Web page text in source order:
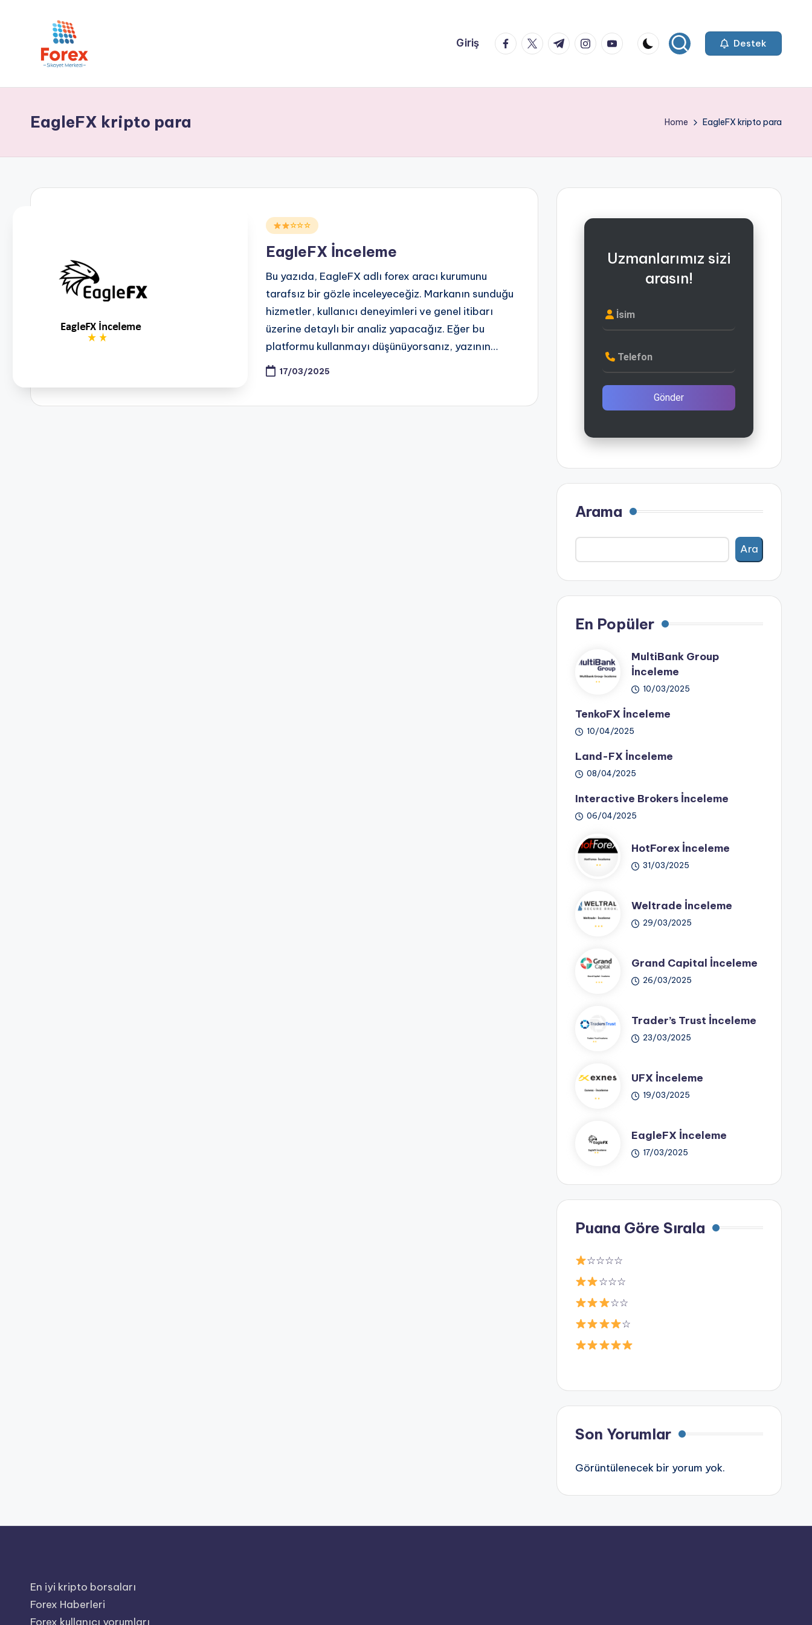
Giriş facebook.com
twitter.com
t.me instagram.com
youtube.com Destek
EagleFX kripto para Home EagleFX kripto para
Posted☆☆☆
EagleFX İnceleme
Bu yazıda, EagleFX adlı forex aracı kurumunu
tarafsız bir gözle inceleyeceğiz. Markanın sunduğu
hizmetler, kullanıcı deneyimleri ve genel itibarı
üzerine detaylı bir analiz yapacağız. Eğer bu
platformu kullanmayı düşünüyorsanız, yazının…
17/03/2025
Uzmanlarımız sizi
arasın!
İsim
Telefon
Gönder
Arama
Ara
En Popüler
MultiBank Group
İnceleme
10/03/2025
TenkoFX İnceleme
10/04/2025
Land-FX İnceleme
08/04/2025
Interactive Brokers İnceleme
06/04/2025
HotForex İnceleme
31/03/2025
Weltrade İnceleme
29/03/2025
Grand Capital İnceleme
26/03/2025
Trader’s Trust İnceleme
23/03/2025
UFX İnceleme
19/03/2025
EagleFX İnceleme
17/03/2025
Puana Göre Sırala
☆☆☆☆
☆☆☆
☆☆
☆
Son Yorumlar
Görüntülenecek bir yorum yok.
En iyi kripto borsaları
Forex Haberleri
Forex kullanıcı yorumları